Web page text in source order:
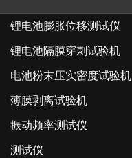
锂电池膨胀位移测试仪
锂电池隔膜穿刺试验机
电池粉末压实密度试验机
薄膜剥离试验机
振动频率测试仪
测试仪